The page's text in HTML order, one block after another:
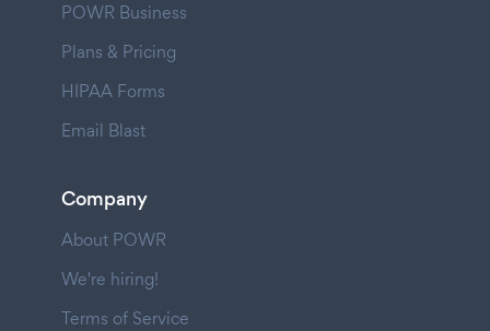
POWR Business
Plans & Pricing
HIPAA Forms
Email Blast
Company
About POWR
We're hiring!
Terms of Service